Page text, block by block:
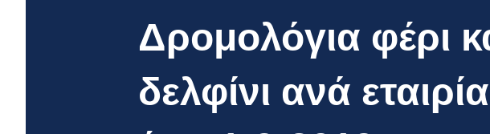
Δρομολόγια φέρι
δελφίνι ανά